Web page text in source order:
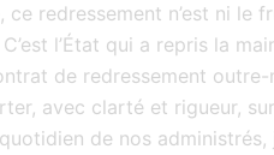
redressement n’est ni le
l’État qui a repris la
de redressement
avec clarté et rigueur,
de nos